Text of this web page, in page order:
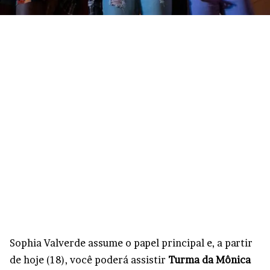
Sophia Valverde assume o papel principal e, a partir
de hoje (18), você poderá assistir Turma da Mônica